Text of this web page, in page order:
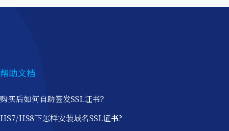
帮助文档
购买后如何自助签发SSL证书？
IIS7/IIS8下怎样安装域名SSL证书?